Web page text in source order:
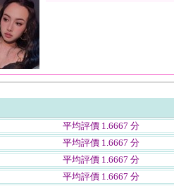
平均評價 1.6667 分
平均評價 1.6667 分
平均評價 1.6667 分
平均評價 1.6667 分